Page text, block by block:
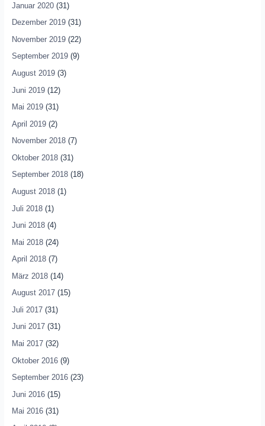
Januar 2020(31)
Dezember 2019(31)
November 2019(22)
September 2019(9)
August 2019(3)
Juni 2019(12)
Mai 2019(31)
April 2019(2)
November 2018(7)
Oktober 2018(31)
September 2018(18)
August 2018(1)
Juli 2018(1)
Juni 2018(4)
Mai 2018(24)
April 2018(7)
März 2018(14)
August 2017(15)
Juli 2017(31)
Juni 2017(31)
Mai 2017(32)
Oktober 2016(9)
September 2016(23)
Juni 2016(15)
Mai 2016(31)